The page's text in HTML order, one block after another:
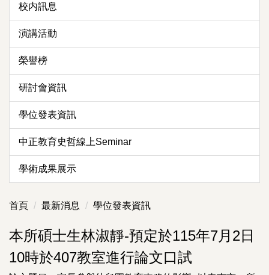
校内訊息
演講活動
榮譽榜
研討會資訊
學位發表資訊
中正教育史哲線上Seminar
學術成果展示
首頁 最新消息 學位發表資訊
本所碩士生林淑靜-預定於115年7月2日
10時於407教室進行論文口試